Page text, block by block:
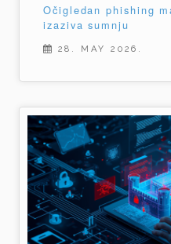
Očigledan phishing
izaziva sumnju
28. MAY 2026.